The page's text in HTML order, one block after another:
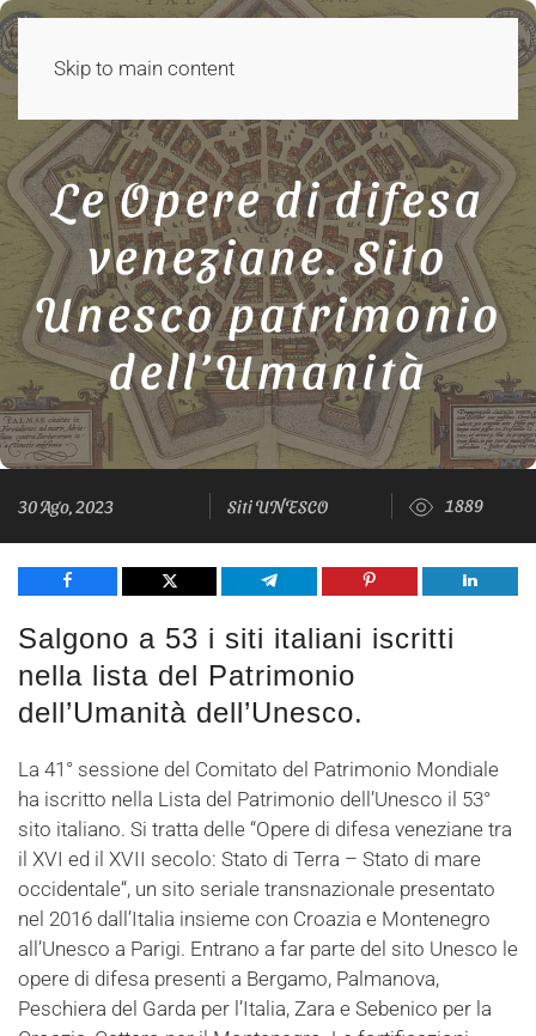
Skip to main content
Le Opere di difesa
veneziane. Sito
Unesco patrimonio
dell’Umanità
30 Ago, 2023 Siti UNESCO 1889
Salgono a 53 i siti italiani iscritti
nella lista del Patrimonio
dell’Umanità dell’Unesco.
La 41° sessione del Comitato del Patrimonio Mondiale
ha iscritto nella Lista del Patrimonio dell’Unesco il 53°
sito italiano. Si tratta delle “Opere di difesa veneziane tra
il XVI ed il XVII secolo: Stato di Terra – Stato di mare
occidentale“, un sito seriale transnazionale presentato
nel 2016 dall’Italia insieme con Croazia e Montenegro
all’Unesco a Parigi. Entrano a far parte del sito Unesco le
opere di difesa presenti a Bergamo, Palmanova,
Peschiera del Garda per l’Italia, Zara e Sebenico per la